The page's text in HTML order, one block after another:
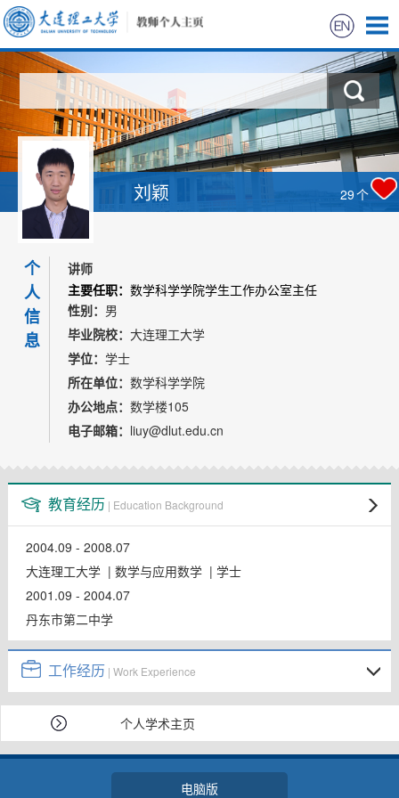
首页
科学研究
教学研究
获奖信息
招生信息
学生信息
我的相册
教师博客
刘颖 29个
个
人
信
息
讲师
主要任职： 数学科学学院学生工作办公室主任
性别： 男
毕业院校： 大连理工大学
学位： 学士
所在单位： 数学科学学院
办公地点： 数学楼105
电子邮箱： liuy@dlut.edu.cn
教育经历 | Education Background
2004.09 - 2008.07
大连理工大学 | 数学与应用数学 | 学士
2001.09 - 2004.07
丹东市第二中学
工作经历 | Work Experience
个人学术主页
电脑版